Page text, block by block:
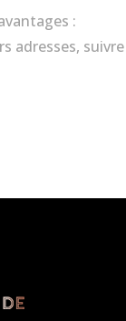
:
adresses, suivre